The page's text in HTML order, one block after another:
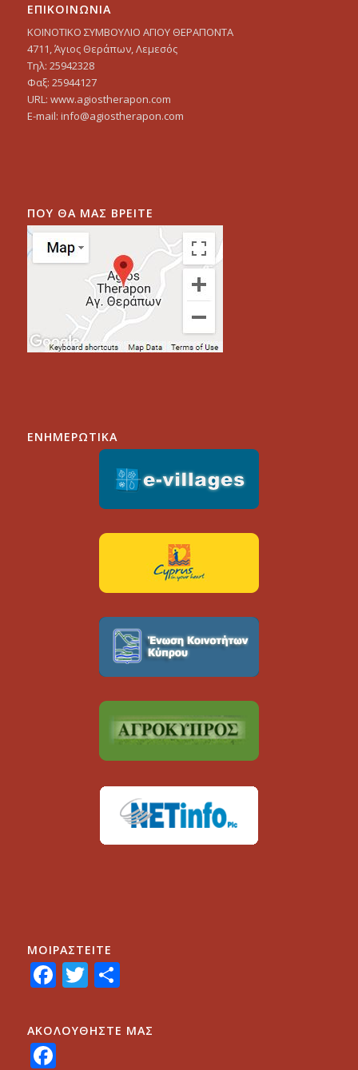
ΕΠΙΚΟΙΝΩΝΙΑ
ΚΟΙΝΟΤΙΚΟ ΣΥΜΒΟΥΛΙΟ ΑΓΙΟΥ ΘΕΡΑΠΟΝΤΑ
4711, Άγιος Θεράπων, Λεμεσός
Τηλ: 25942328
Φαξ: 25944127
URL: www.agiostherapon.com
E-mail: info@agiostherapon.com
ΠΟΥ ΘΑ ΜΑΣ ΒΡΕΙΤΕ
ΕΝΗΜΕΡΩΤΙΚΑ
ΜΟΙΡΑΣTEITE
Facebook
Twitter
Share
ΑΚΟΛΟΥΘΗΣΤΕ ΜΑΣ
Facebook